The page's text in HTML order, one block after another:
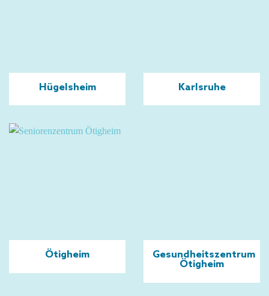
Hügelsheim Karlsruhe
Ötigheim
Gesundheitszentrum
Ötigheim